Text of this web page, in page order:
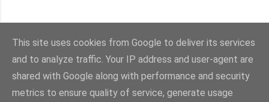
Con la tecnología de Blogger
Imágenes del tema:sebastian-julian
This site uses cookies from Google to deliver its services
and to analyze traffic. Your IP address and user-agent are
shared with Google along with performance and security
metrics to ensure quality of service, generate usage